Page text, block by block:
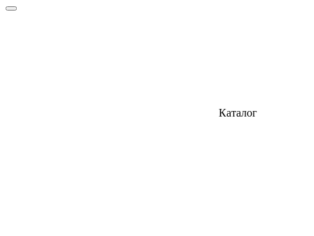
Каталог